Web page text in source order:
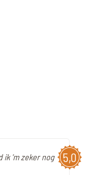
5,0
ik 'm zeker nog